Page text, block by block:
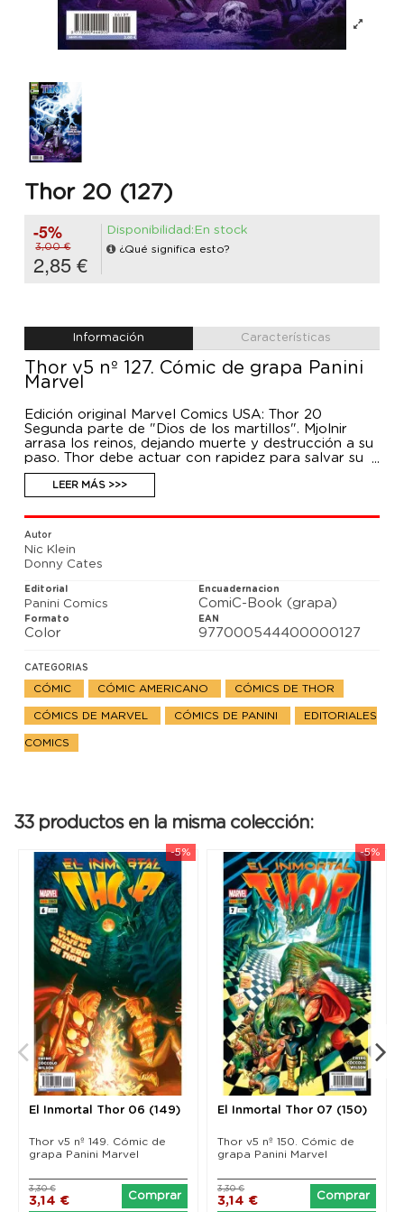
Thor 20 (127)
-5%
3,00 €
2,85 €
Disponibilidad:En stock
¿Qué significa esto?
Información Características
Thor v5 nº 127. Cómic de grapa Panini
Marvel
Edición original Marvel Comics USA: Thor 20
Segunda parte de "Dios de los martillos". Mjolnir
arrasa los reinos, dejando muerte y destrucción a su
paso. Thor debe actuar con rapidez para salvar su
reino, porque la profecía del Dios de los martillos
está a punto de desatarse.
LEER MÁS >>>
Autor
Nic Klein
Donny Cates
Editorial
Panini Comics
Encuadernacion
ComiC-Book (grapa)
Formato
Color
EAN
977000544400000127
CATEGORIAS
CÓMIC CÓMIC AMERICANO CÓMICS DE THOR
CÓMICS DE MARVEL CÓMICS DE PANINI EDITORIALES
COMICS
33 productos en la misma colección:
-5%
El Inmortal Thor 06 (149)
Thor v5 nº 149. Cómic de
grapa Panini Marvel
3,14 €
3,30 €
Comprar
-5%
El Inmortal Thor 07 (150)
Thor v5 nº 150. Cómic de
grapa Panini Marvel
3,14 €
3,30 €
Comprar